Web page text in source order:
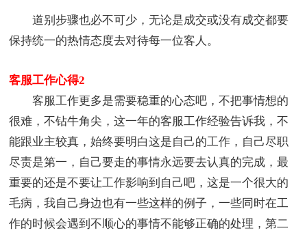
道别步骤也必不可少，无论是成交或没有成交都要
保持统一的热情态度去对待每一位客人。
客服工作心得2
客服工作更多是需要稳重的心态吧，不把事情想的
很难，不钻牛角尖，这一年的客服工作经验告诉我，不
能跟业主较真，始终要明白这是自己的工作，自己尽职
尽责是第一，自己要走的事情永远要去认真的完成，最
重要的还是不要让工作影响到自己吧，这是一个很大的
毛病，我自己身边也有一些这样的例子，一些同时在工
作的时候会遇到不顺心的事情不能够正确的处理，第二